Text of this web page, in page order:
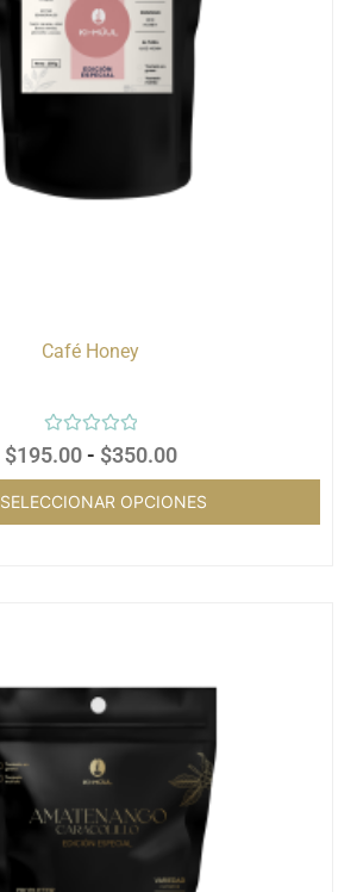
Café Honey
Valorado
con
0
de
$195.00 - $350.00
SELECCIONAR OPCIONES